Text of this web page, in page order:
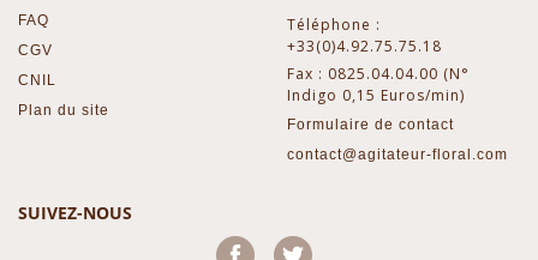
FAQ
CGV
CNIL
Plan du site
Téléphone :
+33(0)4.92.75.75.18
Fax : 0825.04.04.00 (N°
Indigo 0,15 Euros/min)
Formulaire de contact
contact@agitateur-floral.com
SUIVEZ-NOUS
Facebook